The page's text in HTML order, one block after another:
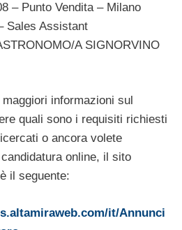
– Punto Vendita – Milano
Sales Assistant
A SIGNORVINO
informazioni sul
quali sono i requisiti richiesti
o ancora volete
online, il sito
il seguente:
it/Annunci